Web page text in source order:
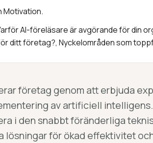
Motivation.
AI-föreläsare är avgörande för din
ditt företag?, Nyckelområden som
företag genom att erbjuda
av artificiell
i den snabbt föränderliga
lösningar för ökad effektivitet